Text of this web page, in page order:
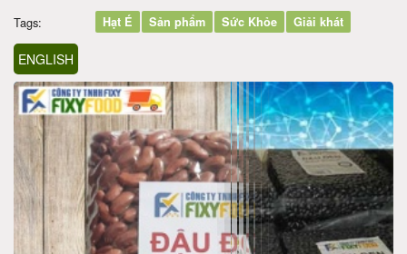
Tags: Hạt É Sản phẩm Sức Khỏe Giải khát
ENGLISH